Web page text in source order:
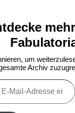
um
Archiv